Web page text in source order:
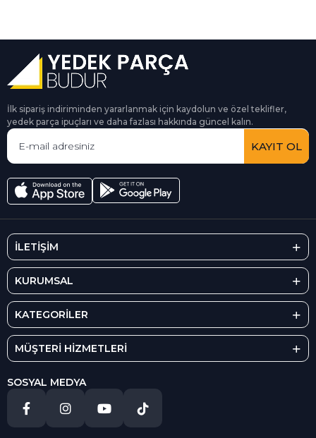
İlk sipariş indiriminden yararlanmak için kaydolun ve özel teklifler,
yedek parça ipuçları ve daha fazlası hakkında güncel kalın.
KAYIT OL
İLETİŞİM
KURUMSAL
KATEGORİLER
MÜŞTERİ HİZMETLERİ
SOSYAL MEDYA